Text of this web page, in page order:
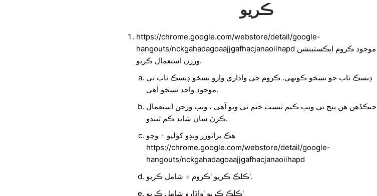
ڪريو
https://chrome.google.com/webstore/detail/google-
hangouts/nckgahadagoaajjgafhacjanaoiihapd تي موجود ڪروم ايڪسٽينشن
ورزن استعمال ڪريو.
ڊيسڪ ٽاپ جو نسخو ڪونهي. ڪروم جي واڌاري وارو نسخو ڊيسڪ ٽاپ تي
موجود واحد نسخو آهي.
جيڪڏهن هن پيج تي ويب ڪيم ٽيسٽ ختم ٿي ويو آهي ، ويب ورجن استعمال
ڪرڻ سان شايد ڪم ٿيندو.
هڪ برائوزر ونڊو کوليو ۽ وڃو
https://chrome.google.com/webstore/detail/google-
hangouts/nckgahadagoaajjgafhacjanaoiihapd
ڪلڪ ڪريو 'ڪروم ۾ شامل ڪريو'.
ڪلڪ ڪريو 'واڌارو شامل ڪريو'